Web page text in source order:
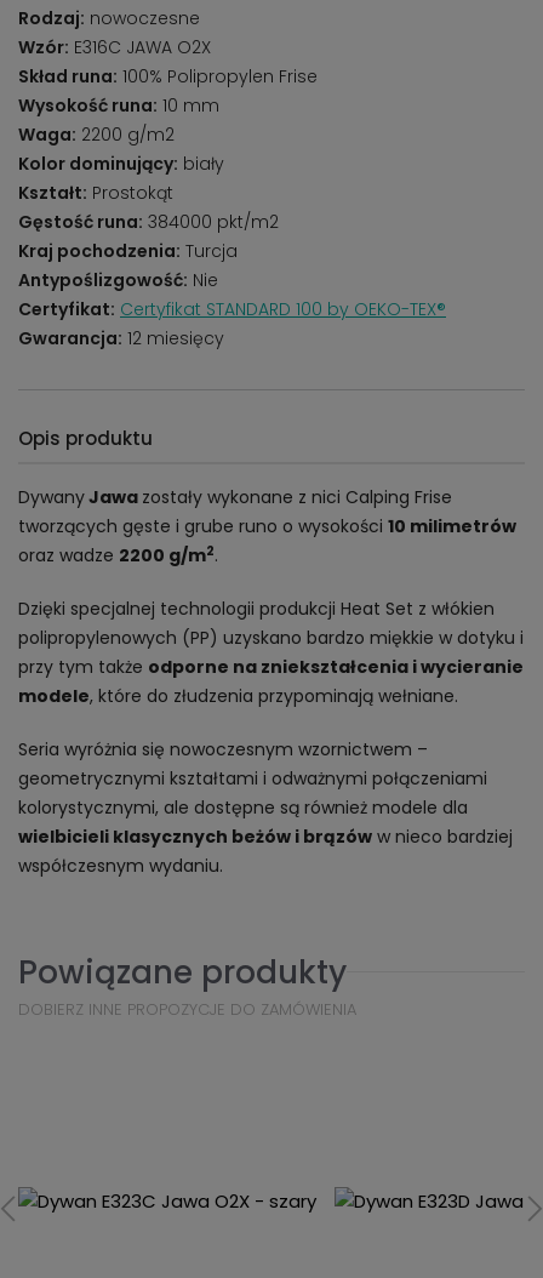
Rodzaj: nowoczesne
Wzór: E316C JAWA O2X
Skład runa: 100% Polipropylen Frise
Wysokość runa: 10 mm
Waga: 2200 g/m2
Kolor dominujący: biały
Kształt: Prostokąt
Gęstość runa: 384000 pkt/m2
Kraj pochodzenia: Turcja
Antypoślizgowość: Nie
Certyfikat: Certyfikat STANDARD 100 by OEKO-TEX®
Gwarancja: 12 miesięcy
Opis produktu
DywanyJawa zostały wykonane z nici Calping Frise
tworzących gęste i grube runo o wysokości 10 milimetrów
oraz wadze 2200 g/m2.
Dzięki specjalnej technologii produkcji Heat Set z włókien
polipropylenowych (PP) uzyskano bardzo miękkie w dotyku i
przy tym także odporne na zniekształcenia i wycieranie
modele, które do złudzenia przypominają wełniane.
Seria wyróżnia się nowoczesnym wzornictwem –
geometrycznymi kształtami i odważnymi połączeniami
kolorystycznymi, ale dostępne są również modele dla
wielbicieli klasycznych beżów i brązów w nieco bardziej
współczesnym wydaniu.
Powiązane produkty
DOBIERZ INNE PROPOZYCJE DO ZAMÓWIENIA